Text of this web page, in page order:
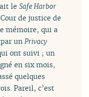
leSafe Harbor
de justice de
mémoire, qui a
par unPrivacy
ont suivi ; un
en six mois,
quelques
Pareil, c’est